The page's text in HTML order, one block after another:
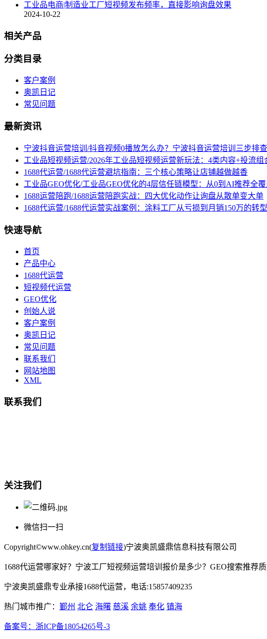
工业品电商|制造业工厂短视频发布频率，直接影响询盘效果
2024-10-22
相关产品
分类目录
客户案例
奥凯日记
常见问题
最新资讯
宁波抖音运营培训/抖音视频0播放怎么办？宁波抖音运营培训三步排
工业品短视频运营/2026年工业品短视频运营新玩法：4类内容+投流组
1688代运营/1688代运营避坑指南：三个核心策略让店铺越做越香
工业品GEO优化/工业品GEO优化的4层信任链模型：从0到AI推荐全覆
1688运营陪跑/1688运营陪跑实战：四大优化动作让询盘从散单变大单
1688代运营/1688代运营实战案例：涂料工厂从亏损到月销150万的转
快速导航
首页
产品中心
1688代运营
短视频代运营
GEO优化
创始人说
客户案例
奥凯日记
常见问题
联系我们
网站地图
XML
联系我们
关注我们
微信扫一扫
Copyright©www.ohkey.cn(复制链接)宁波奥凯盛鼎信息科技有限公司
1688代运营哪家好？宁波工厂短视频运营培训报价是多少？GEO搜索推荐质
宁波奥凯盛鼎专业承接1688代运营，电话:15857409235
热门城市推广： 鄞州 北仑 海曙 慈溪 余姚 奉化 镇海
备案号： 浙ICP备18054265号-3